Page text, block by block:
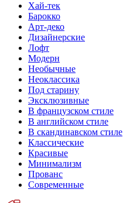
Хай-тек
Барокко
Арт-деко
Дизайнерские
Лофт
Модерн
Необычные
Неоклассика
Под старину
Эксклюзивные
В французском стиле
В английском стиле
В скандинавском стиле
Классические
Красивые
Минимализм
Прованс
Современные